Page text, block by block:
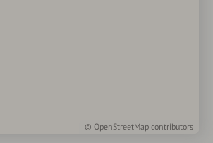
© OpenStreetMap contributors